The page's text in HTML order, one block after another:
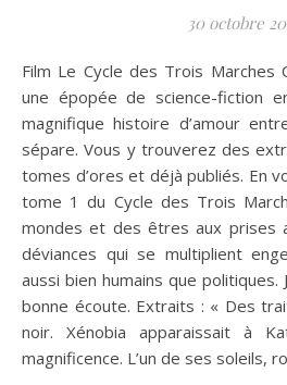
30 octobre
Film Le Cycle des Trois Marches Cet audio vidéo retrace
une épopée de science-fiction
magnifique histoire d’amour
sépare. Vous y trouverez des
tomes d’ores et déjà publiés. En
tome 1 du Cycle des Trois
mondes et des êtres aux prises
déviances qui se multiplient
aussi bien humains que politiques.
bonne écoute. Extraits : « Des
noir. Xénobia apparaissait à
magnificence. L’un de ses soleils,